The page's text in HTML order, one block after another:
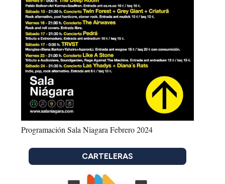
Programación Sala Niagara Febrero 2024
CARTELERAS